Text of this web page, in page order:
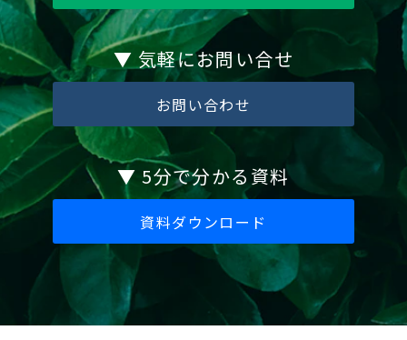
▼ 気軽にお問い合せ
お問い合わせ
▼ 5分で分かる資料
資料ダウンロード